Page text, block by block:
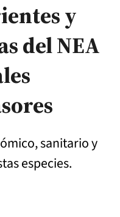
y
del NEA
sanitario y
especies.